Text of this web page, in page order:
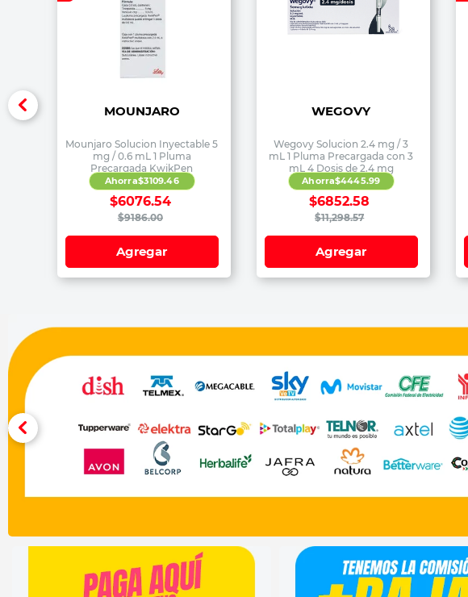
MOUNJARO
Mounjaro Solucion Inyectable 5
mg / 0.6 mL 1 Pluma
Precargada KwikPen
$9186.00
$6076.54
Ahorra$3109.46
Agregar
WEGOVY
Wegovy Solucion 2.4 mg / 3
mL 1 Pluma Precargada con 3
mL 4 Dosis de 2.4 mg
$11,298.57
$6852.58
Ahorra$4445.99
Agregar